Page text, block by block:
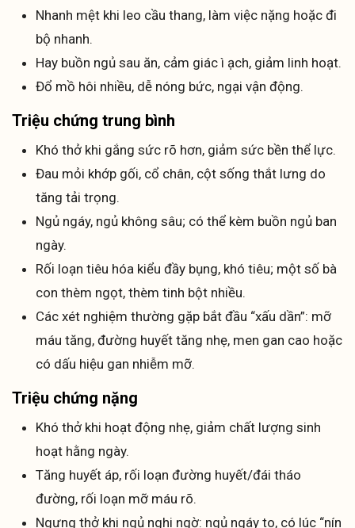
Nhanh mệt khi leo cầu thang, làm việc nặng hoặc đi
bộ nhanh.
Hay buồn ngủ sau ăn, cảm giác ì ạch, giảm linh hoạt.
Đổ mồ hôi nhiều, dễ nóng bức, ngại vận động.
Triệu chứng trung bình
Khó thở khi gắng sức rõ hơn, giảm sức bền thể lực.
Đau mỏi khớp gối, cổ chân, cột sống thắt lưng do
tăng tải trọng.
Ngủ ngáy, ngủ không sâu; có thể kèm buồn ngủ ban
ngày.
Rối loạn tiêu hóa kiểu đầy bụng, khó tiêu; một số bà
con thèm ngọt, thèm tinh bột nhiều.
Các xét nghiệm thường gặp bắt đầu “xấu dần”: mỡ
máu tăng, đường huyết tăng nhẹ, men gan cao hoặc
có dấu hiệu gan nhiễm mỡ.
Triệu chứng nặng
Khó thở khi hoạt động nhẹ, giảm chất lượng sinh
hoạt hằng ngày.
Tăng huyết áp, rối loạn đường huyết/đái tháo
đường, rối loạn mỡ máu rõ.
Ngưng thở khi ngủ nghi ngờ: ngủ ngáy to, có lúc “nín